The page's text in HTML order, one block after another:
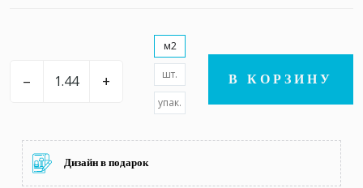
– +
м2
шт.
упак.
В КОРЗИНУ
Дизайн в подарок